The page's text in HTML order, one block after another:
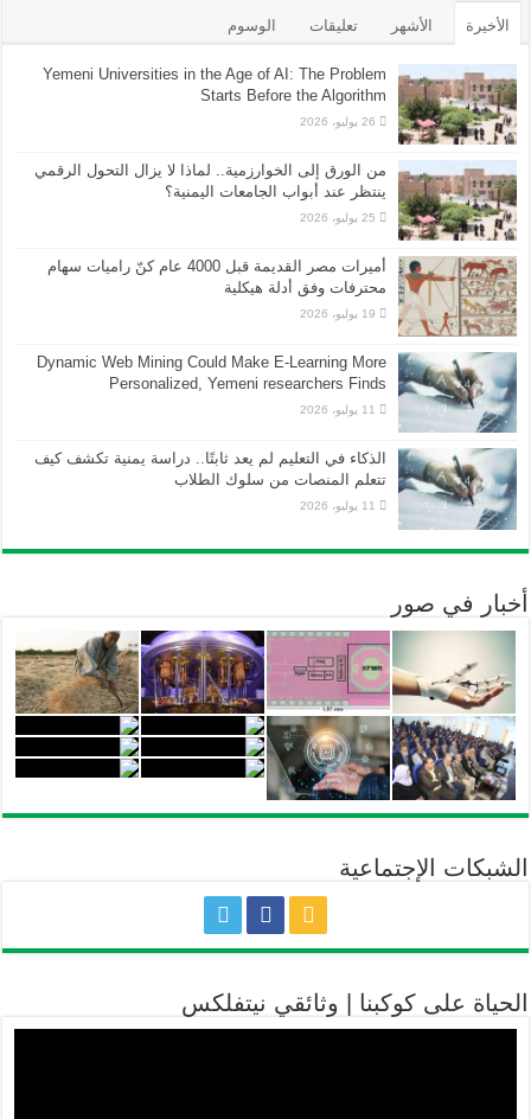
الأخيرة الأشهر تعليقات الوسوم
Yemeni Universities in the Age of AI: The Problem
Starts Before the Algorithm
26 يوليو، 2026
من الورق إلى الخوارزمية.. لماذا لا يزال التحول الرقمي
ينتظر عند أبواب الجامعات اليمنية؟
25 يوليو، 2026
أميرات مصر القديمة قبل 4000 عام كنّ راميات سهام
محترفات وفق أدلة هيكلية
19 يوليو، 2026
Dynamic Web Mining Could Make E-Learning More
Personalized, Yemeni researchers Finds
11 يوليو، 2026
الذكاء في التعليم لم يعد ثابتًا.. دراسة يمنية تكشف كيف
تتعلم المنصات من سلوك الطلاب
11 يوليو، 2026
أخبار في صور
الشبكات الإجتماعية
الحياة على كوكبنا | وثائقي نيتفلكس